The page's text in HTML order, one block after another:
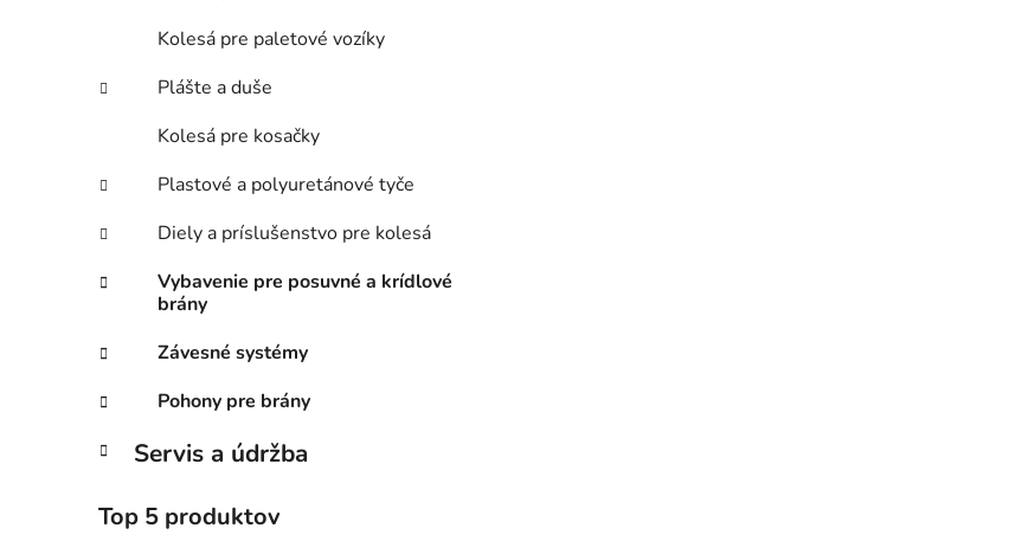
Kolesá pre paletové vozíky
Plášte a duše
Kolesá pre kosačky
Plastové a polyuretánové tyče
Diely a príslušenstvo pre kolesá
Vybavenie pre posuvné a krídlové
brány
Závesné systémy
Pohony pre brány
Servis a údržba
Top 5 produktov